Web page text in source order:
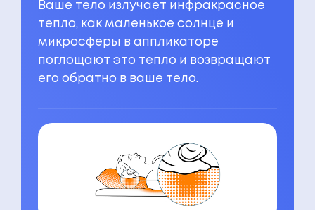
Ваше тело излучает инфракрасное
тепло, как маленькое солнце и
микросферы в аппликаторе
поглощают это тепло и возвращают
его обратно в ваше тело.